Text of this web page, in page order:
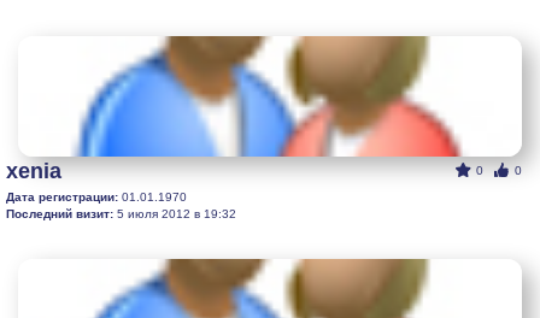
0 0
xenia
Дата регистрации: 01.01.1970
Последний визит: 5 июля 2012 в 19:32